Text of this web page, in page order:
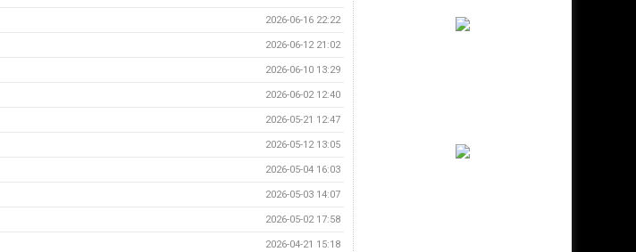
2026-06-16 22:22
2026-06-12 21:02
2026-06-10 13:29
2026-06-02 12:40
2026-05-21 12:47
2026-05-12 13:05
2026-05-04 16:03
2026-05-03 14:07
2026-05-02 17:58
2026-04-21 15:18